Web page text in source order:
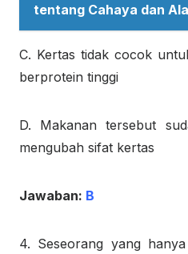
tentang Cahaya dan
C. Kertas tidak cocok
berprotein tinggi
D. Makanan tersebut
mengubah sifat kertas
Jawaban: B
4. Seseorang yang